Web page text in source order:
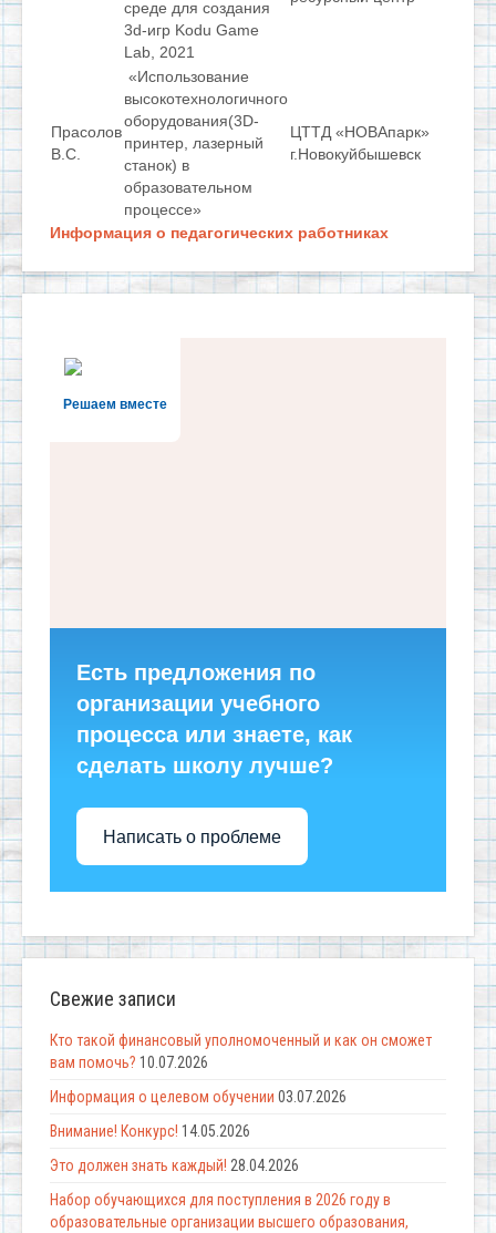
среде для создания
3d-игр Kodu Game
Lab, 2021
Прасолов
В.С.
«Использование
высокотехнологичного
оборудования(3D-
принтер, лазерный
станок) в
образовательном
процессе»
ЦТТД «НОВАпарк»
г.Новокуйбышевск
Информация о педагогических работниках
Решаем вместе
Есть предложения по
организации учебного
процесса или знаете, как
сделать школу лучше?
Написать о проблеме
Свежие записи
Кто такой финансовый уполномоченный и как он сможет
вам помочь? 10.07.2026
Информация о целевом обучении 03.07.2026
Внимание! Конкурс! 14.05.2026
Это должен знать каждый! 28.04.2026
Набор обучающихся для поступления в 2026 году в
образовательные организации высшего образования,